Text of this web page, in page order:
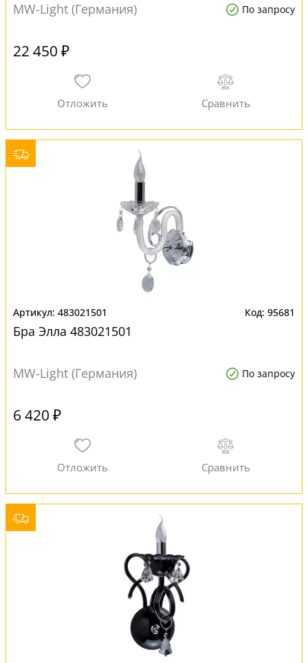
MW-Light (Германия) По запросу
22 450 ₽
483021501 95681
Бра Элла 483021501
MW-Light (Германия) По запросу
6 420 ₽